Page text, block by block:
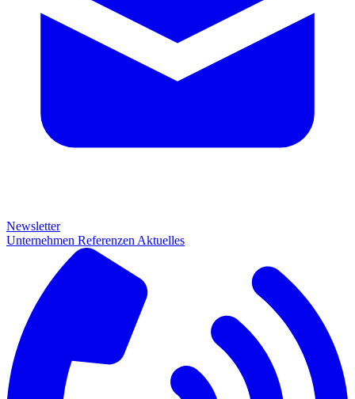
Newsletter
Unternehmen Referenzen Aktuelles